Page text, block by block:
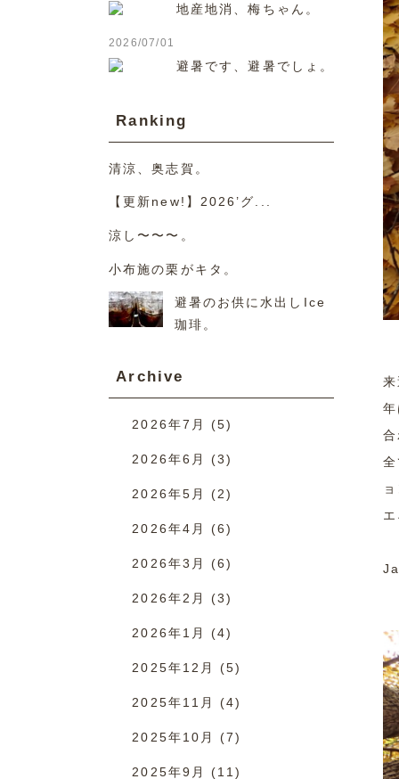
地産地消、梅ちゃん。
2026/07/01
避暑です、避暑でしょ。
Ranking
清涼、奥志賀。
【更新new!】2026’グ...
涼し〜〜〜。
小布施の栗がキタ。
避暑のお供に水出しIce
珈琲。
Archive
2026年7月 (5)
2026年6月 (3)
2026年5月 (2)
2026年4月 (6)
2026年3月 (6)
2026年2月 (3)
2026年1月 (4)
2025年12月 (5)
2025年11月 (4)
2025年10月 (7)
2025年9月 (11)